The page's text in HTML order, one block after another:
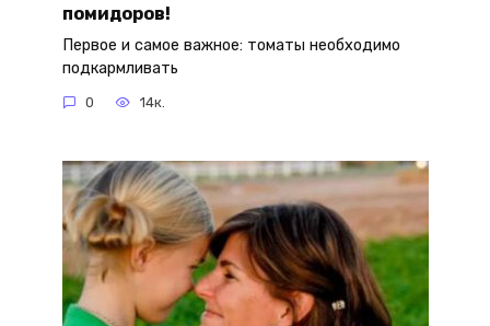
помидоров!
Первое и самое важное: томаты необходимо
подкармливать
0 14к.